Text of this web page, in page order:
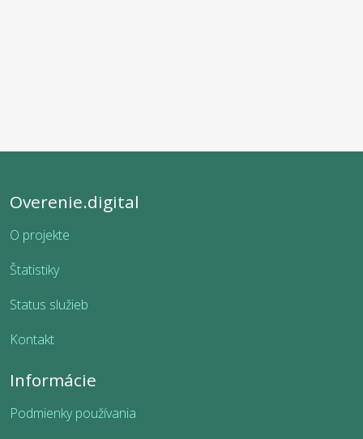
Overenie.digital
O projekte
Štatistiky
Status služieb
Kontakt
Informácie
Podmienky používania